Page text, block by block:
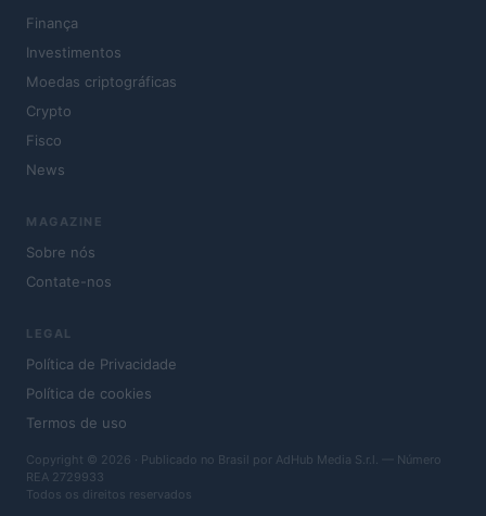
Finança
Investimentos
Moedas criptográficas
Crypto
Fisco
News
MAGAZINE
Sobre nós
Contate-nos
LEGAL
Política de Privacidade
Política de cookies
Termos de uso
Copyright © 2026 · Publicado no Brasil por AdHub Media S.r.l. — Número
REA 2729933
Todos os direitos reservados